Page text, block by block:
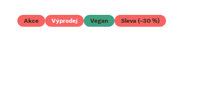
Akce Výprodej Vegan Sleva (–30 %)